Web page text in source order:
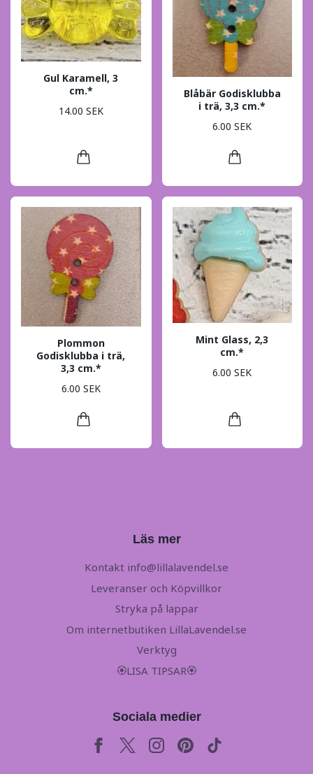
Gul Karamell, 3
cm.*
14.00 SEK
Blåbär Godisklubba
i trä, 3,3 cm.*
6.00 SEK
Plommon
Godisklubba i trä,
3,3 cm.*
6.00 SEK
Mint Glass, 2,3
cm.*
6.00 SEK
Läs mer
Kontakt info@lillalavendel.se
Leveranser och Köpvillkor
Stryka på lappar
Om internetbutiken LillaLavendel.se
Verktyg
🏵LISA TIPSAR🏵
Sociala medier